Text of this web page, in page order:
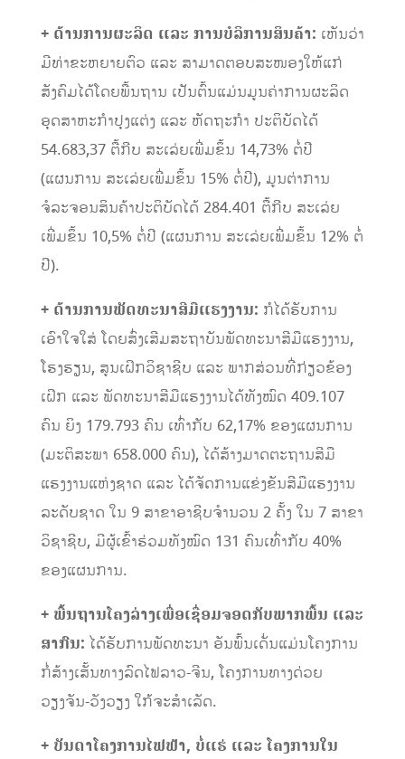
+ ດ້ານການຜະລິດ ແລະ ການບໍລິການສິນຄ້າ: ເຫັນວ່າ
ມີທ່າຂະຫຍາຍຕົວ ແລະ ສາມາດຕອບສະໜອງໃຫ້ແກ່
ສັງຄົມໄດ້ໂດຍພື້ນຖານ ເປັນຕົ້ນແມ່ນມູນຄ່າການຜະລິດ
ອຸດສາຫະກໍາປຸງແຕ່ງ ແລະ ຫັດຖະກໍາ ປະຕິບັດໄດ້
54.683,37 ຕື້ກີບ ສະເລ່ຍເພີ່ມຂຶ້ນ 14,73% ຕໍ່ປີ
(ແຜນການ ສະເລ່ຍເພີ່ມຂຶ້ນ 15% ຕໍ່ປີ), ມູນຕ່າການ
ຈໍລະຈອນສິນຄ້າປະຕິບັດໄດ້ 284.401 ຕື້ກີບ ສະເລ່ຍ
ເພີ່ມຂຶ້ນ 10,5% ຕໍ່ປີ (ແຜນການ ສະເລ່ຍເພີ່ມຂຶ້ນ 12% ຕໍ່
ປີ).
+ ດ້ານການພັດທະນາສີມືແຮງງານ: ກໍໄດ້ຮັບການ
ເອົາໃຈໃສ່ ໂດຍສົ່ງເສີມສະຖາບັນພັດທະນາສີມືແຮງງານ,
ໂຮງຮຽນ, ສູນເຝິກວິຊາຊີບ ແລະ ພາກສ່ວນທີ່ກ່ຽວຂ້ອງ
ເຝິກ ແລະ ພັດທະນາສີມືແຮງງານໄດ້ທັງໝົດ 409.107
ຄົນ ຍິງ 179.793 ຄົນ ເທົ່າກັບ 62,17% ຂອງແຜນການ
(ມະຕິສະພາ 658.000 ຄົນ), ໄດ້ສ້າງມາດຕະຖານສີມື
ແຮງງານແຫ່ງຊາດ ແລະ ໄດ້ຈັດການແຂ່ງຂັນສີມືແຮງງານ
ລະດັບຊາດ ໃນ 9 ສາຂາອາຊີບຈໍານວນ 2 ຄັ້ງ ໃນ 7 ສາຂາ
ວິຊາຊີບ, ມີຜູ້ເຂົ້າຮ່ວມທັງໝົດ 131 ຄົນເທົ່າກັບ 40%
ຂອງແຜນການ.
+ ພື້ນຖານໂຄງລ່າງເພື່ອເຊື່ອມຈອດກັບພາກພື້ນ ແລະ
ສາກົນ: ໄດ້ຮັບການພັດທະນາ ອັນພົ້ນເດັ່ນແມ່ນໂຄງການ
ກໍ່ສ້າງເສັ້ນທາງລົດໄຟລາວ-ຈີນ, ໂຄງການທາງດ່ວຍ
ວຽງຈັນ-ວັງວຽງ ໃກ້ຈະສໍາເລັດ.
+ ບັນດາໂຄງການໄຟຟ້າ, ບໍ່ແຮ່ ແລະ ໂຄງການໃນ